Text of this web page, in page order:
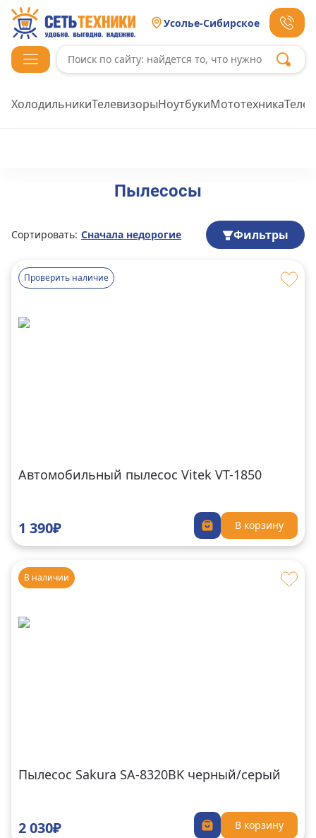
Усолье-Сибирское
ХолодильникиТелевизорыНоутбукиМототехника
Пылесосы
Сортировать: Сначала недорогие Фильтры
Проверить наличие
Автомобильный пылесос Vitek VT-1850
1 390₽ В корзину
В наличии
Пылесос Sakura SA-8320BK черный/серый
2 030₽ В корзину